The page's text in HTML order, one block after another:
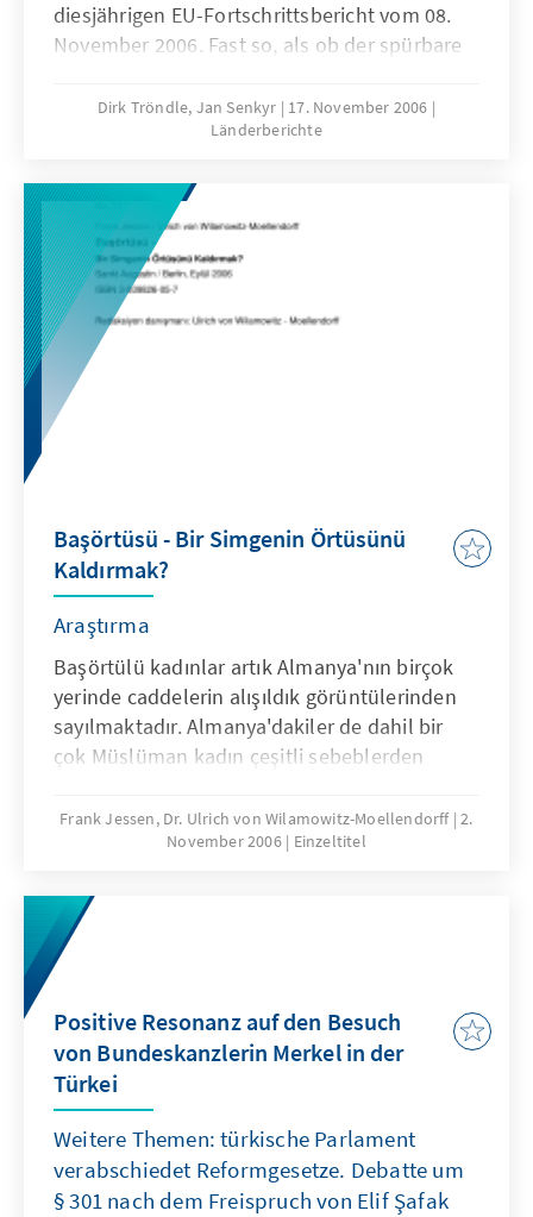
diesjährigen EU-Fortschrittsbericht vom 08.
November 2006. Fast so, als ob der spürbare
auch auf die Medien übergegangen wäre.
Gleichwohl war dies der erste Bericht nach
und mit 75 Seiten nur halb so umfangreich
wie der des vergangenen Jahres.
Dirk Tröndle, Jan Senkyr
17. November 2006
Länderberichte
Başörtüsü - Bir Simgenin Örtüsünü
Kaldırmak?
Araştırma
Başörtülü kadınlar artık Almanya'nın birçok
yerinde caddelerin alışıldık görüntülerinden
sayılmaktadır. Almanya'dakiler de dahil bir
çok Müslüman kadın çeşitli sebeblerden
vermektedirler. Bu araştırmanın amacı bu
kadınların motiflerini anlamak, onların
çıkarmaktır. [Die Diskussion um das Kopftuch
und die religiösen und politischen
Implikationen seiner Trägerinnen ist nicht nur
Islamdebatte. Auch in der Türkei ist das
Thema sehr umstritten. Das Büro Ankara der
Konrad-Adenauer-Stiftung legt daher eine
türkische Fassung der vielzitierten Studie vor.)
Frank Jessen, Dr. Ulrich von Wilamowitz-Moellendorff 2.
November 2006
Einzeltitel
Positive Resonanz auf den Besuch
von Bundeskanzlerin Merkel in der
Türkei
Weitere Themen: türkische Parlament
verabschiedet Reformgesetze. Debatte um
§ 301 nach dem Freispruch von Elif Şafak